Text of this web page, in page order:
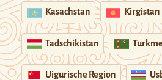
Kasachstan Kirgistan
Tadschikistan
Uigurische Region